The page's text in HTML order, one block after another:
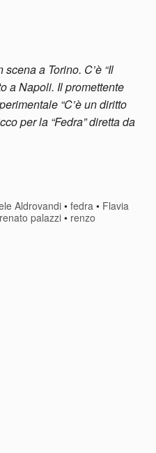
a Torino. C’è “Il
a Napoli. Il promettente
“C’è un diritto
per la “Fedra” diretta da
Aldrovandi•fedra • Flavia
renato palazzi • renzo